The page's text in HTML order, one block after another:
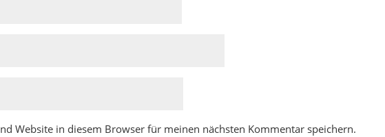
Website in diesem Browser für meinen nächsten Kommentar speichern.